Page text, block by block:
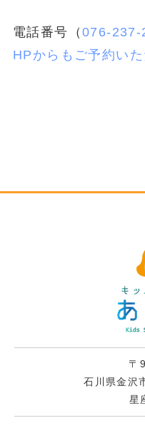
電話番号（ 076-237-
HPからもご予約いた
〒
石川県金沢
星